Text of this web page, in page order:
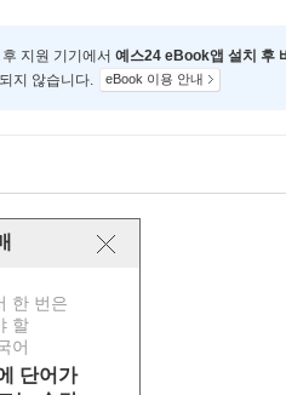
지원 기기에서 예스24 eBook앱 설치 후
지 않습니다. eBook 이용 안내
한 번은
할
어
단어가